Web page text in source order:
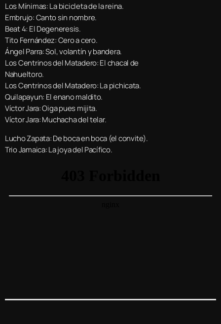
Los Mínimas: La bicicleta de la reina.
Embrujo: Canto sin nombre.
Beat 4: El Degeneresis.
Tito Fernández: Cero a cero.
Ángel Parra: Sol, volantín y bandera.
Los Centrinos del Matadero: El chacal de
Nahueltoro.
Los Centrinos del Matadero: La pichicata.
Quilapayun: El enano maldito.
Víctor Jara: Oiga pues mijita.
Víctor Jara: Muchacha del telar.
Lucho Zapata: De boca en boca (el convite).
Trio Jamaica: La joya del Pacífico.